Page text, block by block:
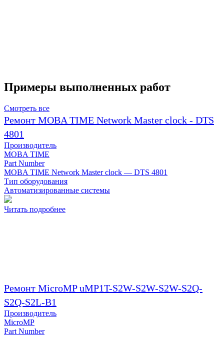
Примеры выполненных работ
Смотреть все
Ремонт MOBA TIME Network Master clock - DTS
4801
Производитель
MOBA TIME
Part Number
MOBA TIME Network Master clock — DTS 4801
Тип оборудования
Автоматизированные системы
Читать подробнее
Ремонт MicroMP uMP1T-S2W-S2W-S2W-S2Q-
S2Q-S2L-B1
Производитель
MicroMP
Part Number